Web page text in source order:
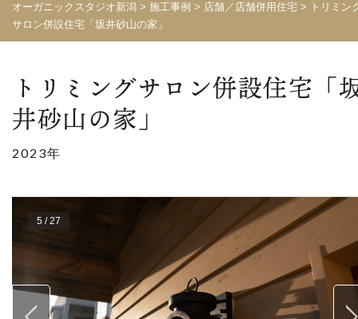
オーガニックスタジオ新潟 > 施工事例 > 店舗／店舗併用住宅 >
トリミン
サロン併設住宅「坂井砂山の家」
トリミングサロン併設住宅「
井砂山の家」
2023年
5 /27